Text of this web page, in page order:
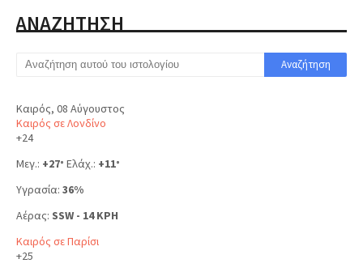
ΑΝΑΖΗΤΗΣΗ
Καιρός, 08 Αύγουστος
Καιρός σε Λονδίνο
+24
Μεγ.: +27° Ελάχ.: +11°
Υγρασία: 36%
Αέρας: SSW - 14 KPH
Καιρός σε Παρίσι
+25